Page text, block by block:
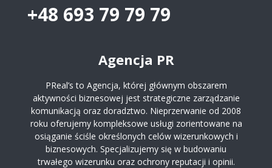
+48 693 79 79 79
Agencja PR
PReal’s to Agencja, której głównym obszarem
aktywności biznesowej jest strategiczne zarządzanie
komunikacją oraz doradztwo. Nieprzerwanie od 2008
roku oferujemy kompleksowe usługi zorientowane na
osiąganie ściśle określonych celów wizerunkowych i
biznesowych. Specjalizujemy się w budowaniu
trwałego wizerunku oraz ochrony reputacji i opinii.